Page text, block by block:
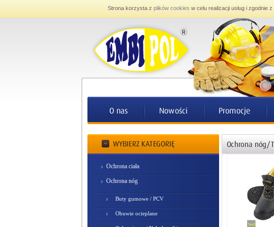
Strona korzysta z plików cookies w celu realizacji usług i zgodnie z
Ochrona ciała
Ochrona nóg
Buty gumowe / PCV
Obuwie ocieplane